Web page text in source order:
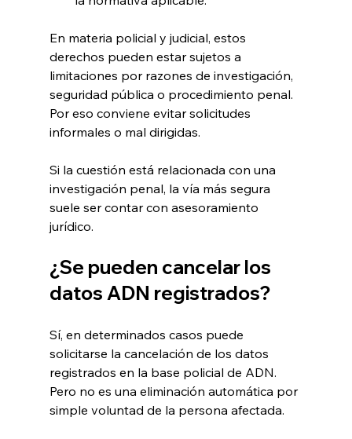
En materia policial y judicial, estos
derechos pueden estar sujetos a
limitaciones por razones de investigación,
seguridad pública o procedimiento penal.
Por eso conviene evitar solicitudes
informales o mal dirigidas.
Si la cuestión está relacionada con una
investigación penal, la vía más segura
suele ser contar con asesoramiento
jurídico.
¿Se pueden cancelar los
datos ADN registrados?
Sí, en determinados casos puede
solicitarse la cancelación de los datos
registrados en la base policial de ADN.
Pero no es una eliminación automática por
simple voluntad de la persona afectada.